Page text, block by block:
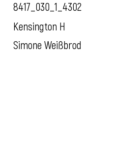
8417_030_1_4302
Kensington H
Simone Weißbrod